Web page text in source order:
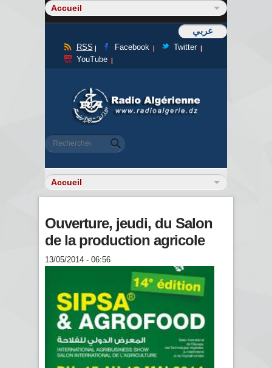
عربي
RSS Facebook
Twitter
YouTube
Formulaire de recherche
Rechercher
Ouverture, jeudi, du Salon
de la production agricole
13/05/2014 - 06:56